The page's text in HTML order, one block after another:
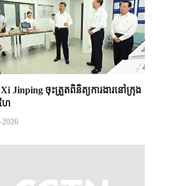
Jinping ចុះត្រួតពិនិត្យការងារនៅក្រុង
ៃ
2026